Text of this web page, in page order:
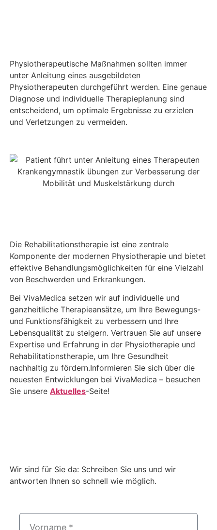
Physiotherapeutische Maßnahmen sollten immer
unter Anleitung eines ausgebildeten
Physiotherapeuten durchgeführt werden. Eine genaue
Diagnose und individuelle Therapieplanung sind
entscheidend, um optimale Ergebnisse zu erzielen
und Verletzungen zu vermeiden.
Die Rehabilitationstherapie ist eine zentrale
Komponente der modernen Physiotherapie und bietet
effektive Behandlungsmöglichkeiten für eine Vielzahl
von Beschwerden und Erkrankungen.
Bei VivaMedica setzen wir auf individuelle und
ganzheitliche Therapieansätze, um Ihre Bewegungs-
und Funktionsfähigkeit zu verbessern und Ihre
Lebensqualität zu steigern. Vertrauen Sie auf unsere
Expertise und Erfahrung in der Physiotherapie und
Rehabilitationstherapie, um Ihre Gesundheit
nachhaltig zu fördern.Informieren Sie sich über die
neuesten Entwicklungen bei VivaMedica – besuchen
Sie unsere Aktuelles-Seite!
Wir sind für Sie da: Schreiben Sie uns und wir
antworten Ihnen so schnell wie möglich.